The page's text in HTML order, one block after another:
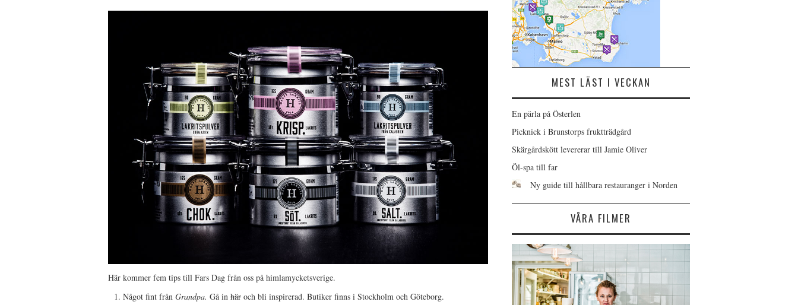
Här kommer fem tips till Fars Dag från oss på himlamycketsverige.
Något fint från Grandpa. Gå in här och bli inspirerad. Butiker finns i Stockholm och Göteborg.
MEST LÄST I VECKAN
En pärla på Österlen
Picknick i Brunstorps fruktträdgård
Skärgårdskött levererar till Jamie Oliver
Öl-spa till far
Ny guide till hållbara restauranger i Norden
VÅRA FILMER